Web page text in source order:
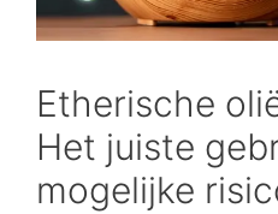
Etherische
Het juiste
mogelijke